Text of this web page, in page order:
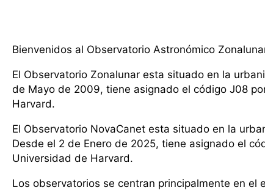
Bienvenidos al Observatorio Astronómico
El Observatorio Zonalunar esta situado en la
de Mayo de 2009, tiene asignado el código J08
Harvard.
El Observatorio NovaCanet esta situado en la
Desde el 2 de Enero de 2025, tiene asignado el
Universidad de Harvard.
Los observatorios se centran principalmente en